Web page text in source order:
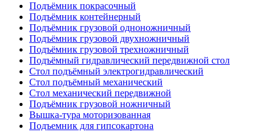
Подъёмник покрасочный
Подъёмник контейнерный
Подъёмник грузовой одноножничный
Подъёмник грузовой двухножничный
Подъёмник грузовой трехножничный
Подъёмный гидравлический передвижной стол
Стол подъёмный электрогидравлический
Стол подъёмный механический
Стол механический передвижной
Подъёмник грузовой ножничный
Вышка-тура моторизованная
Подъемник для гипсокартона